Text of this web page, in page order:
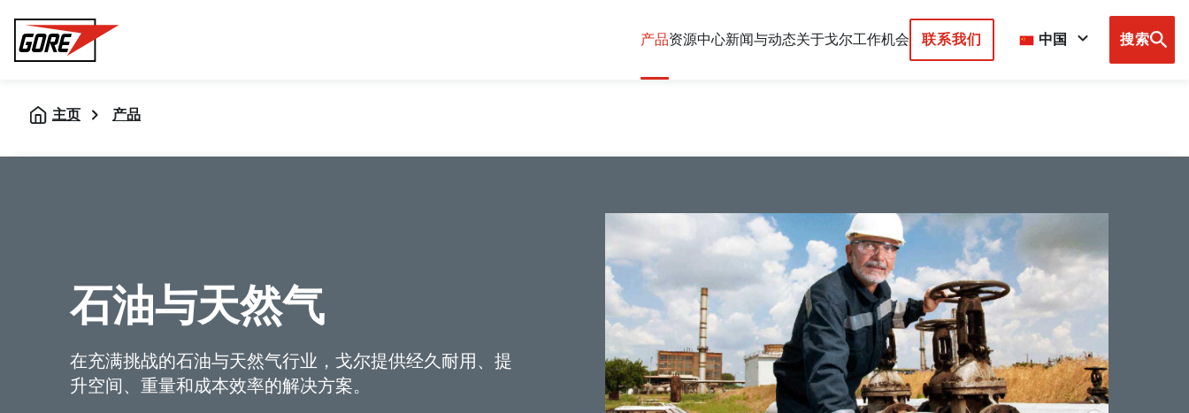
Gore
产品资源中心新闻与动态关于戈尔工作机会 联系我们 中国
Browse
搜索
主页 产品
石油与天然气
在充满挑战的石油与天然气行业，戈尔提供经久耐用、提
升空间、重量和成本效率的解决方案。